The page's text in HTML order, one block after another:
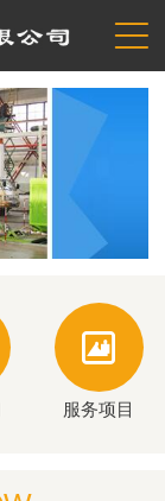


服务项目